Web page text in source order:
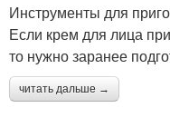
Инструменты для
Если крем для лица
то нужно заранее
читать дальше →